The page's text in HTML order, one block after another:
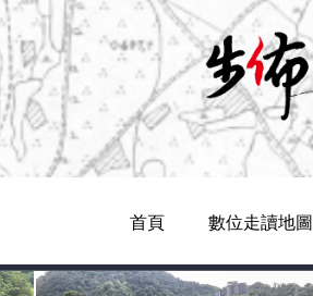
Navigation
首頁 數位走讀地圖